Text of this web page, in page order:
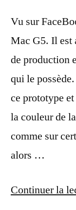
Vu sur
Mac G5. Il est
de production
qui le
ce prototype
la couleur de
comme sur
alors …
Continuer la